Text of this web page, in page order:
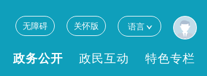
无障碍 关怀版 语言
政务公开 政民互动 特色专栏